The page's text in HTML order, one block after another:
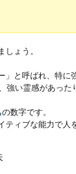
しょう。
と呼ばれ、特に
強い霊感があった
の数字です。
ィブな能力で人